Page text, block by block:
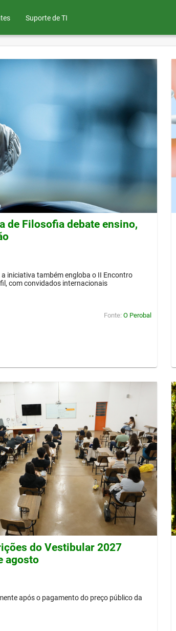
Suporte de TI
de Filosofia debate ensino,
iniciativa também engloba o II Encontro
com convidados internacionais
Fonte: O Perobal
do Vestibular 2027
agosto
após o pagamento do preço público da